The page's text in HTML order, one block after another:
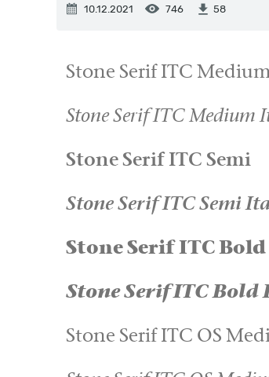
10.12.2021 746 58